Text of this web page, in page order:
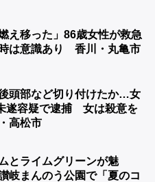
え移った」86歳女性が救急
は意識あり 香川・丸亀市
頭部など切り付けたか…女
遂容疑で逮捕 女は殺意を
高松市
とライムグリーンが魅
岐まんのう公園で「夏のコ